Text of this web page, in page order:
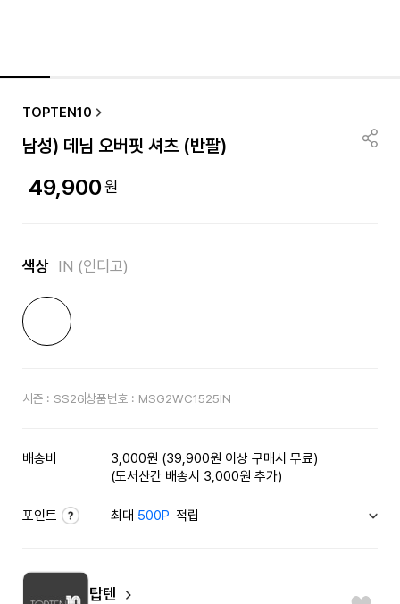
TOPTEN10
남성) 데님 오버핏 셔츠 (반팔)
49,900원
색상 IN (인디고)
시즌 : SS26상품번호 : MSG2WC1525IN
배송비
3,000원 (39,900원 이상 구매시 무료)
(도서산간 배송시 3,000원 추가)
포인트 최대 500P 적립
탑텐